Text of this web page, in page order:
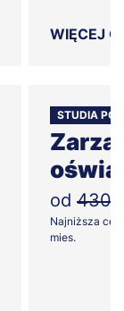
WIĘCEJ
STUDIA
od
Najniższa
mies.